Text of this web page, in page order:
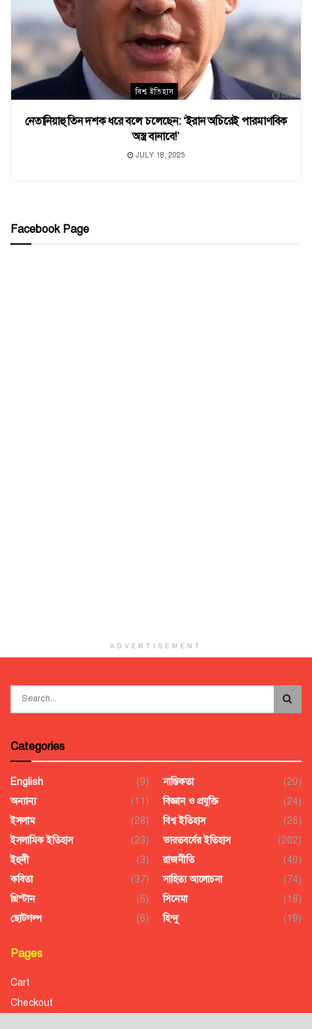
বিশ্ব ইতিহাস
নেতানিয়াহু তিন দশক ধরে বলে চলেছেন: ‘ইরান অচিরেই পারমাণবিক
অস্ত্র বানাবে!’
JULY 18, 2025
Facebook Page
ADVERTISEMENT
Categories
English
(9)
অন্যান্য
(11)
ইসলাম
(28)
ইসলামিক ইতিহাস
(23)
ইহুদী
(3)
কবিতা
(37)
খ্রিস্টান
(6)
ছোটগল্প
(6)
নাস্তিকতা
(20)
বিজ্ঞান ও প্রযুক্তি
(24)
বিশ্ব ইতিহাস
(26)
ভারতবর্ষের ইতিহাস
(202)
রাজনীতি
(40)
সাহিত্য আলোচনা
(74)
সিনেমা
(18)
হিন্দু
(19)
Pages
Cart
Checkout